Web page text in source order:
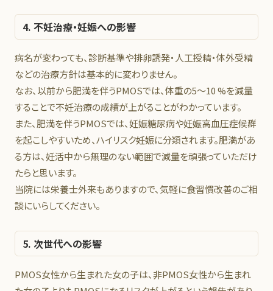
4. 不妊治療・妊娠への影響
病名が変わっても、診断基準や排卵誘発・人工授精・体外受精
などの治療方針は基本的に変わりません。
なお、以前から肥満を伴うPMOSでは、体重の5～10 %を減量
することで不妊治療の成績が上がることがわかっています。
また、肥満を伴うPMOSでは、妊娠糖尿病や妊娠高血圧症候群
を起こしやすいため、ハイリスク妊娠に分類されます。肥満があ
る方は、妊活中から無理のない範囲で減量を頑張っていただけ
たらと思います。
当院には栄養士外来もありますので、気軽に食習慣改善のご相
談にいらしてください。
5. 次世代への影響
PMOS女性から生まれた女の子は、非PMOS女性から生まれ